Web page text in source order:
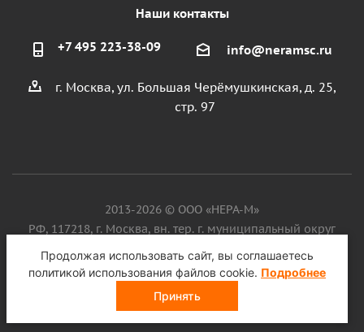
Наши контакты
+7 495 223-38-09 info@neramsc.ru
г. Москва, ул. Большая Черёмушкинская, д. 25,
стр. 97
2013-2026 © ООО «НЕРА-М»
РФ, 117218, г. Москва, вн. тер. г. муниципальный округ
Котловка, ул. Большая Черёмушкинская, д. 25, стр. 97, ИНН
9718086924, ОГРН 1187746099750
Продолжая использовать сайт, вы соглашаетесь
политикой использования файлов cookie. Подробнее
Принять